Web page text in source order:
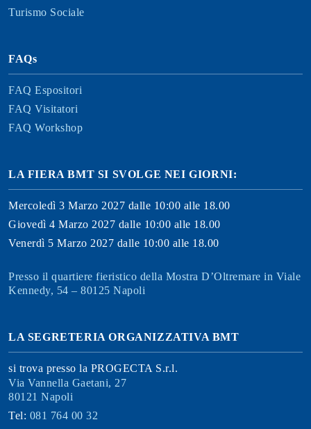
Turismo Sociale
FAQs
FAQ Espositori
FAQ Visitatori
FAQ Workshop
LA FIERA BMT SI SVOLGE NEI GIORNI:
Mercoledì 3 Marzo 2027 dalle 10:00 alle 18.00
Giovedì 4 Marzo 2027 dalle 10:00 alle 18.00
Venerdì 5 Marzo 2027 dalle 10:00 alle 18.00
Presso il quartiere fieristico della Mostra D’Oltremare in Viale
Kennedy, 54 – 80125 Napoli
LA SEGRETERIA ORGANIZZATIVA BMT
si trova presso la PROGECTA S.r.l.
Via Vannella Gaetani, 27
80121 Napoli
Tel: 081 764 00 32